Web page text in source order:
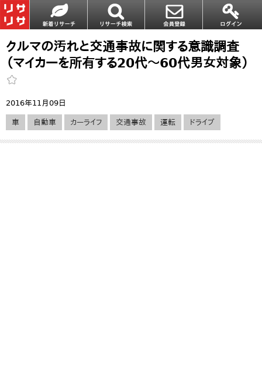
クルマの汚れと交通事故に関する意識調査
（マイカーを所有する20代～60代男女対象）
2016年11月09日
車 自動車 カーライフ 交通事故 運転 ドライブ